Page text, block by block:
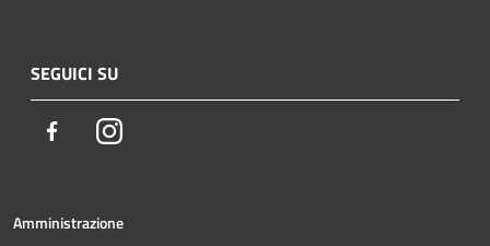
SEGUICI SU
FacebookInstagram
Amministrazione